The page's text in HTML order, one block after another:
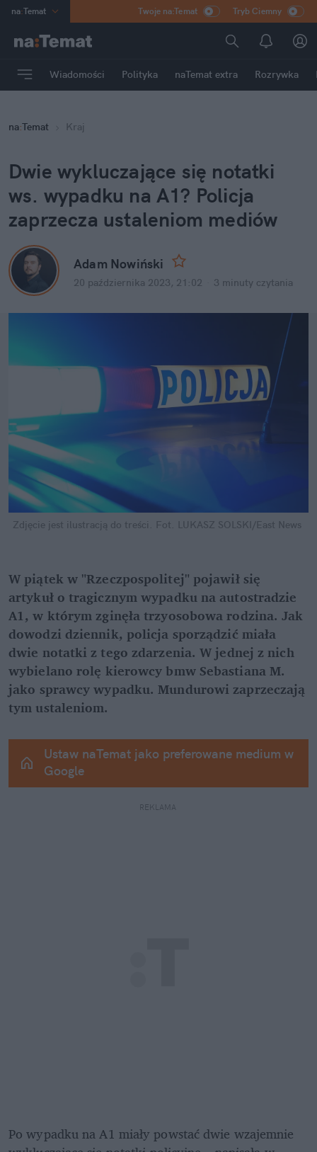
na:Temat
Poland
mama
Rozrywka
Twoje na:Temat Tryb Ciemny
Wiadomości Polityka naTemat extra Rozrywka
na:Temat Kraj
Dwie wykluczające się notatki
ws. wypadku na A1? Policja
zaprzecza ustaleniom mediów
Adam Nowiński
20 października 2023, 21:02 3 minuty czytania
Zdjęcie jest ilustracją do treści. Fot. LUKASZ SOLSKI/East News
W piątek w "Rzeczpospolitej" pojawił się
artykuł o tragicznym wypadku na autostradzie
A1, w którym zginęła trzyosobowa rodzina. Jak
dowodzi dziennik, policja sporządzić miała
dwie notatki z tego zdarzenia. W jednej z nich
wybielano rolę kierowcy bmw Sebastiana M.
jako sprawcy wypadku. Mundurowi zaprzeczają
tym ustaleniom.
Ustaw naTemat jako preferowane medium w
Google
REKLAMA
Po wypadku na A1 miały powstać dwie wzajemnie